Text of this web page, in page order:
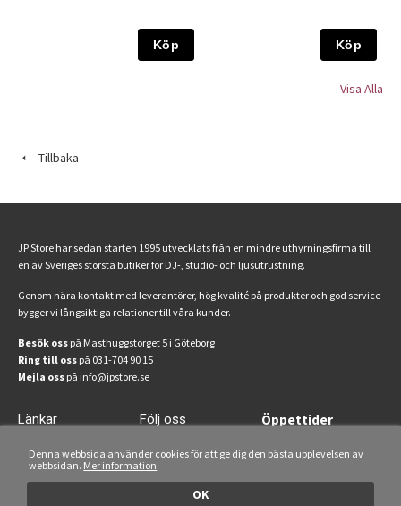
OK
Denna webbsida använder cookies för att ge dig den bästa upplevelsen av
webbsidan. Mer information
Köp Köp
Visa Alla
Tillbaka
JP Store har sedan starten 1995 utvecklats från en mindre uthyrningsfirma till
en av Sveriges största butiker för DJ-, studio- och ljusutrustning.
Genom nära kontakt med leverantörer, hög kvalité på produkter och god service
bygger vi långsiktiga relationer till våra kunder.
Besök oss på Masthuggstorget 5 i Göteborg
Ring till oss på 031-704 90 15
Mejla oss på info@jpstore.se
Länkar
Uthyrning
Följ oss
Instagram
Öppettider
Lördagar: 11-15